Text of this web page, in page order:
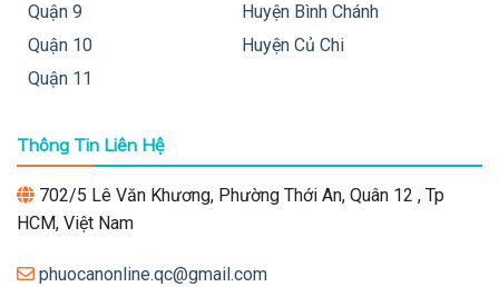
Quận 9
Quận 10
Quận 11
Huyện Bình Chánh
Huyện Củ Chi
Thông Tin Liên Hệ
702/5 Lê Văn Khương, Phường Thới An, Quân 12 , Tp
HCM, Việt Nam
phuocanonline.qc@gmail.com